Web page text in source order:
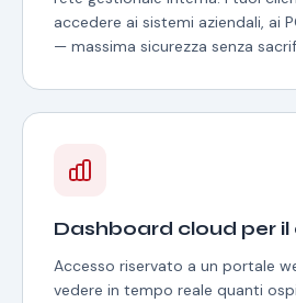
accedere ai sistemi aziendali, ai
— massima sicurezza senza
Dashboard cloud per il
Accesso riservato a un portale
vedere in tempo reale quanti